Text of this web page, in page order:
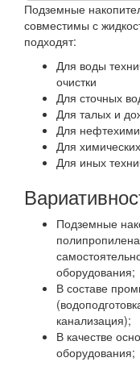
Подземные
совместимы с
подходят:
Для воды
очистки
Для сточных
Для талых и
Для
Для
Для иных
Подземные
оборудования;
В составе
канализация);
В качестве
оборудования;